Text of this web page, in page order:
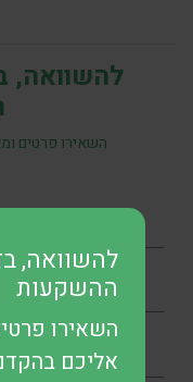
להשוואה,
השאירו פרטים
להשוואה,
ההשקעות
השאירו
אליכם